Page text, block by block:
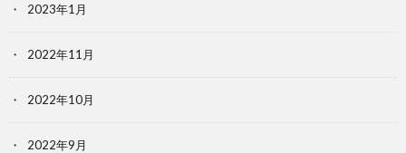
2023年1月
2022年11月
2022年10月
2022年9月